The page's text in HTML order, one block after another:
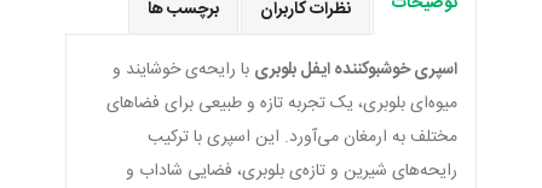
نظرات کاربران برچسب ها
اسپری خوشبوکننده ایفل بلوبری با رایحه‌ی خوشایند و
میوه‌ای بلوبری، یک تجربه تازه و طبیعی برای فضاهای
مختلف به ارمغان می‌آورد. این اسپری با ترکیب
رایحه‌های شیرین و تازه‌ی بلوبری، فضایی شاداب و